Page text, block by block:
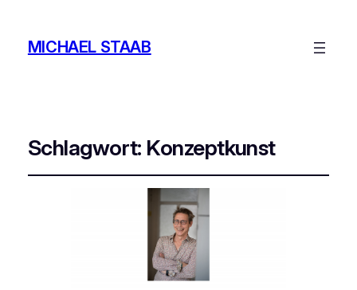
MICHAEL STAAB
Schlagwort: Konzeptkunst